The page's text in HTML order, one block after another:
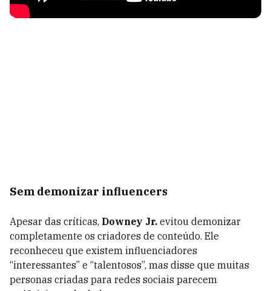
Sem demonizar influencers
Apesar das críticas, Downey Jr. evitou demonizar
completamente os criadores de conteúdo. Ele
reconheceu que existem influenciadores
“interessantes” e “talentosos”, mas disse que muitas
personas criadas para redes sociais parecem